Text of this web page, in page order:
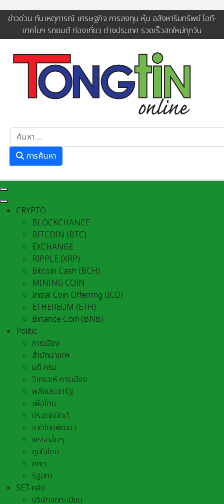
ข่าวด่วน ทันเหตุการณ์ เศรษฐกิจ การลงทุน หุ้น อสังหาริมทรัพย์ ไอที-
เทคโนฯ รถยนต์ ท่องเที่ยว ต่างประเทศ รวดเร็วสดใหม่ทุกวัน
การค้นหา
CRYPTO
BLOCKCHANCE
BITCOIN (BTC)
EXCHANGE
RIPPLE (XRP)
Bitcoin Cash (BCH)
MINING COIN
Initial Coin Offerring (ICO)
ETHEREUM (ETH)
Binance Coin (BNB)
Politic
การเมือง
สำนักนายกฯ
มติ ครม.
วิเคราะห์-การเมือง
พลังประชารัฐ
เพื่อไทย
ประชาธิปัตต์
ชาติไทยพัฒนา
พรรคอื่นๆ
ภูมิใจไทย
กกต.
รัฐสภา
SET-คลัง
บริษัทจดทะเบียน